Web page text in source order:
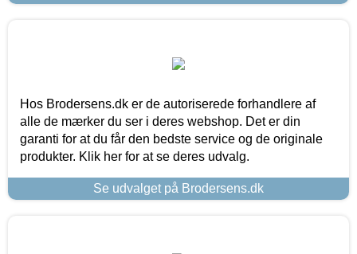
Hos Brodersens.dk er de autoriserede forhandlere af
alle de mærker du ser i deres webshop. Det er din
garanti for at du får den bedste service og de originale
produkter. Klik her for at se deres udvalg.
Se udvalget på Brodersens.dk